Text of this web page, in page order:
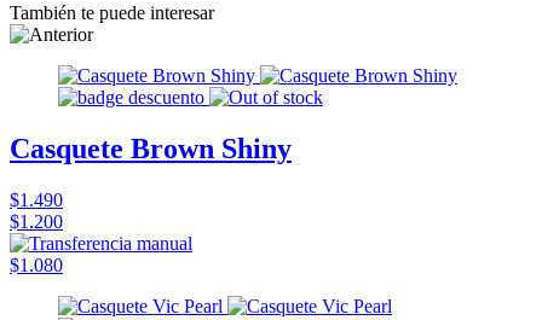
También te puede interesar
Casquete Brown Shiny
$1.490
$1.200
$1.080